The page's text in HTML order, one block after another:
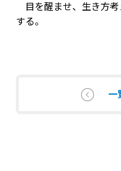
目を醒ませ、生き方
する。
一